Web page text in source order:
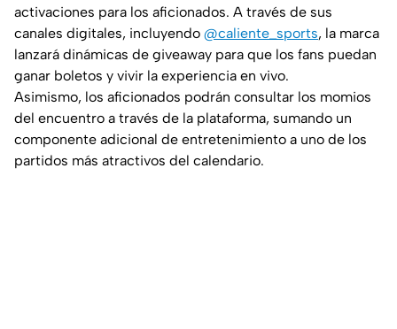
activaciones para los aficionados. A través de sus
canales digitales, incluyendo @caliente_sports, la marca
lanzará dinámicas de giveaway para que los fans puedan
ganar boletos y vivir la experiencia en vivo.
Asimismo, los aficionados podrán consultar los momios
del encuentro a través de la plataforma, sumando un
componente adicional de entretenimiento a uno de los
partidos más atractivos del calendario.